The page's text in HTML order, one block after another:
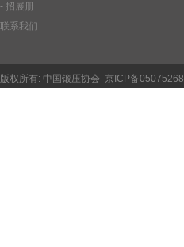
- 招展册
联系我们
版权所有: 中国锻压协会 京ICP备05075268